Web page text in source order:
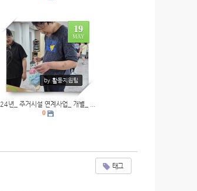
19
MAY
by 활동지원팀
0
24년_ 주거시설 연계사업_ 개별_ ...
0
태그